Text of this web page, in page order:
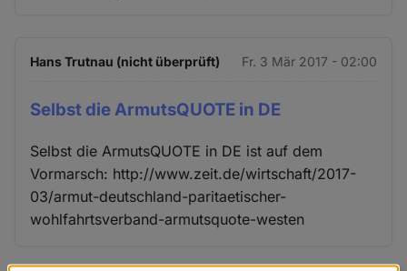
Hans Trutnau (nicht überprüft) Fr. 3 Mär 2017 - 02:00
Selbst die ArmutsQUOTE in DE
Selbst die ArmutsQUOTE in DE ist auf dem
Vormarsch: http://www.zeit.de/wirtschaft/2017-
03/armut-deutschland-paritaetischer-
wohlfahrtsverband-armutsquote-westen